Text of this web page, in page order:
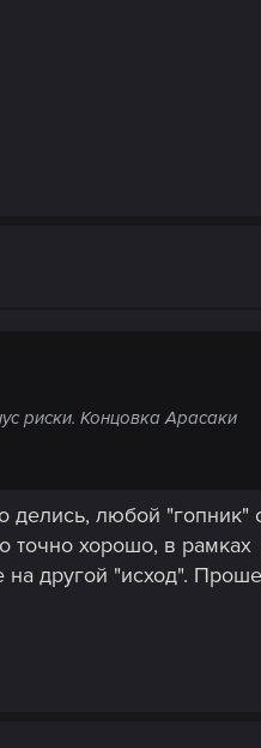
риски. Концовка Арасаки
делись, любой "гопник"
точно хорошо, в рамках
другой "исход".